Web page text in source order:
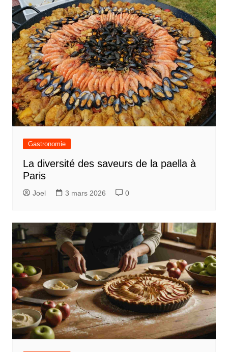
Gastronomie
La diversité des saveurs de la paella à
Paris
Joel 3 mars 2026 0